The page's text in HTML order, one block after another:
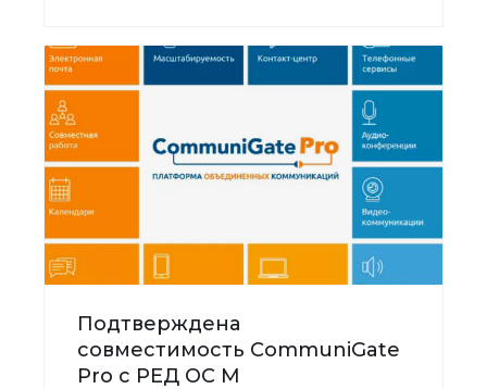
Подтверждена
совместимость CommuniGate
Pro с РЕД ОС М